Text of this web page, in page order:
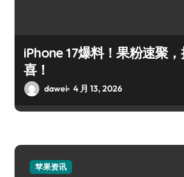
iPhone 17爆料！果粉速聚
喜！
dawei 4 月 13, 2026
苹果资讯